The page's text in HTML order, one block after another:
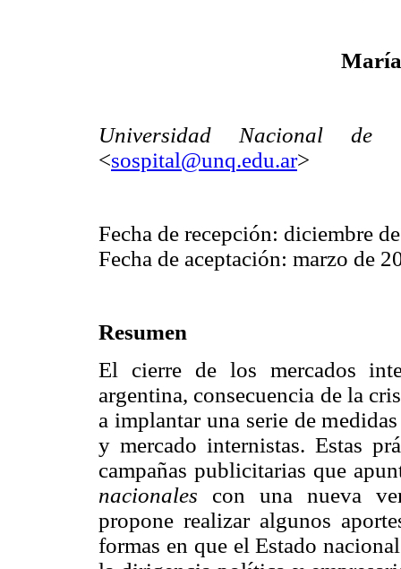
Universidad Nacional de
<sospital@unq.edu.ar>
Fecha de recepción: diciembre
Fecha de aceptación: marzo de
Resumen
El cierre de los mercados
argentina, consecuencia de la
a implantar una serie de
y mercado internistas. Estas
campañas publicitarias que
nacionales con una nueva
propone realizar algunos
formas en que el Estado